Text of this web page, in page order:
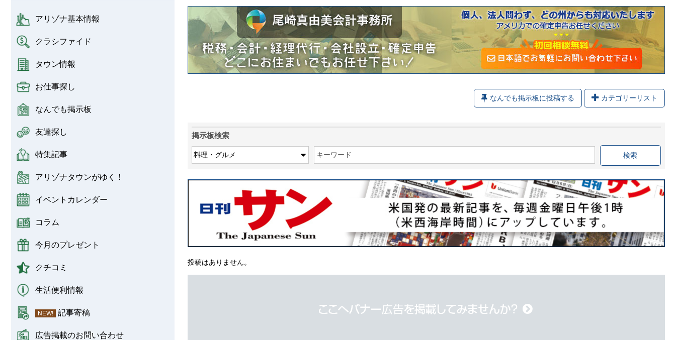
アリゾナ基本情報
クラシファイド
タウン情報
お仕事探し
なんでも掲示板
友達探し
特集記事
アリゾナタウンがゆく！
イベントカレンダー
コラム
今月のプレゼント
クチコミ
生活便利情報
NEW! 記事寄稿
広告掲載のお問い合わせ
なんでも掲示板に投稿する カテゴリーリスト
掲示板検索
キーワード
投稿はありません。